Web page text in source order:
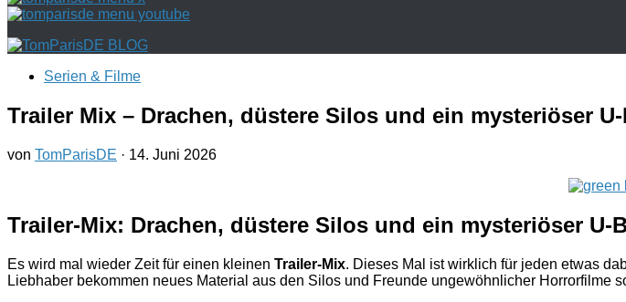
Serien & Filme
Trailer Mix – Drachen, düstere Silos und ein mysteriöser
von TomParisDE · 14. Juni 2026
Trailer-Mix: Drachen, düstere Silos und ein mysteriöser U-
Es wird mal wieder Zeit für einen kleinen Trailer-Mix. Dieses Mal ist wirklich für jeden etwas
Liebhaber bekommen neues Material aus den Silos und Freunde ungewöhnlicher Horrorfilme